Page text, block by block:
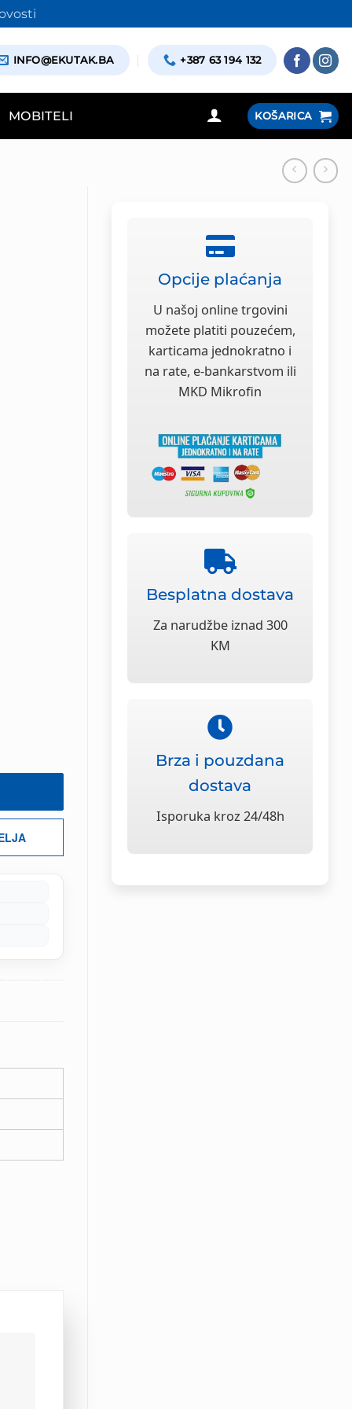
INFO@EKUTAK.BA +387 63 194 132
MOBITELI KOŠARICA
Opcije plaćanja
U našoj online trgovini
možete platiti pouzećem,
karticama jednokratno i
na rate, e-bankarstvom ili
MKD Mikrofin
Besplatna dostava
Za narudžbe iznad 300
KM
Brza i pouzdana
dostava
Isporuka kroz 24/48h